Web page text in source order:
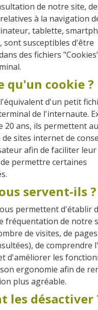
de notre site,
à la navigation
tablette,
sont susceptibles d'être
des fichiers
qu'un cookie ?
d'un petit
de l'internaute.
20 ans, ils permettent
sites internet de
afin de faciliter leur
permettre certaines
servent-ils ?
permettent d'établir
fréquentation de notre
de visites, de
de comprendre
d'améliorer les
ergonomie afin de
plus agréable.
les désactiver